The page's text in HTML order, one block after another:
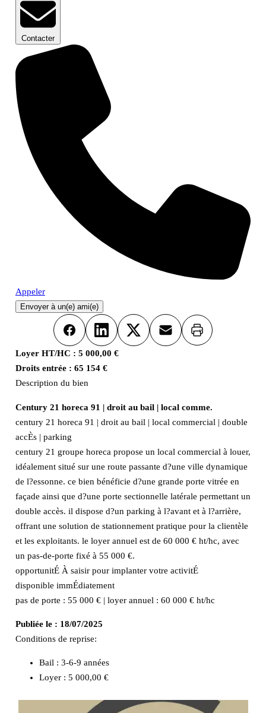
Contacter
Appeler
Envoyer à un(e) ami(e)
FacebookLinkedInX Email Imprimer
Loyer HT/HC : 5 000,00 €
Droits entrée : 65 154 €
Description du bien
Century 21 horeca 91 | droit au bail | local comme.
century 21 horeca 91 | droit au bail | local commercial | double
accÈs | parking
century 21 groupe horeca propose un local commercial à louer,
idéalement situé sur une route passante d?une ville dynamique
de l?essonne. ce bien bénéficie d?une grande porte vitrée en
façade ainsi que d?une porte sectionnelle latérale permettant un
double accès. il dispose d?un parking à l?avant et à l?arrière,
offrant une solution de stationnement pratique pour la clientèle
et les exploitants. le loyer annuel est de 60 000 € ht/hc, avec
un pas-de-porte fixé à 55 000 €.
opportunitÉ À saisir pour implanter votre activitÉ
disponible immÉdiatement
pas de porte : 55 000 € | loyer annuel : 60 000 € ht/hc
Publiée le : 18/07/2025
Conditions de reprise:
Bail : 3-6-9 années
Loyer : 5 000,00 €